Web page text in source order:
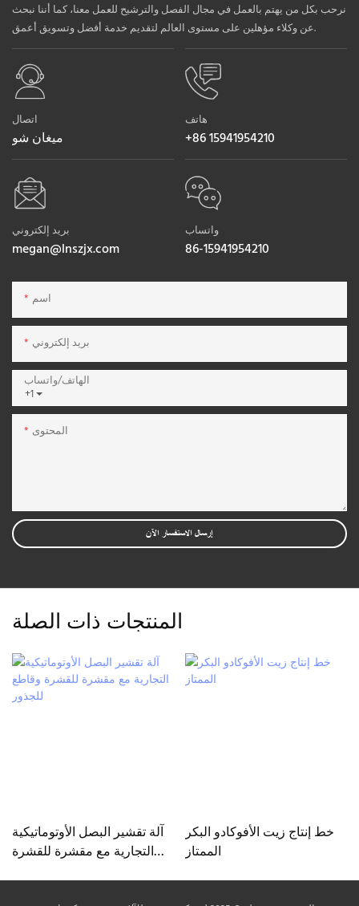
نرحب بكل من يهتم بالعمل في مجال الفصل والترشيح للعمل معنا، كما أننا نبحث
عن وكلاء مؤهلين على مستوى العالم لتقديم خدمة أفضل وتسويق أعمق.
اتصال
ميغان شو
هاتف
+86 15941954210
بريد إلكتروني
megan@lnszjx.com
واتساب
86-15941954210
اسم
بريد إلكتروني
+1
الهاتف/واتساب
المحتوى
إرسال الاستفسار الآن
المنتجات ذات الصلة
آلة تقشير البصل الأوتوماتيكية
التجارية مع مقشرة للقشرة
خط إنتاج زيت الأفوكادو البكر
الممتاز